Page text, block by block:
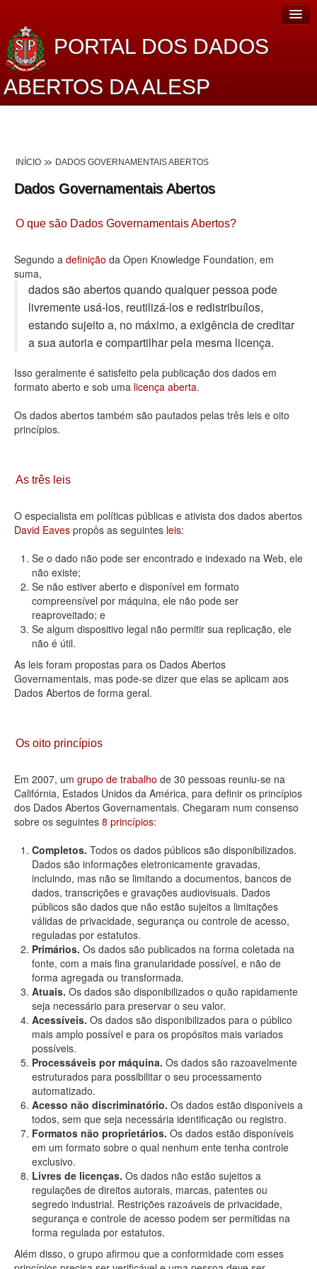
PORTAL DOS DADOS
ABERTOS DA ALESP
Lei de Acesso à Informação
Dados Governamentais Abertos
Planejamento
Catálogo de dados
Processo Legislativo
Deputados Estaduais
Administração
Legislação
Agenda
Contato
INÍCIO DADOS GOVERNAMENTAIS ABERTOS
Dados Governamentais Abertos
O que são Dados Governamentais Abertos?
Segundo a definição da Open Knowledge Foundation, em
suma,
dados são abertos quando qualquer pessoa pode
livremente usá-los, reutilizá-los e redistribuí­los,
estando sujeito a, no máximo, a exigência de creditar
a sua autoria e compartilhar pela mesma licença.
Isso geralmente é satisfeito pela publicação dos dados em
formato aberto e sob uma licença aberta.
Os dados abertos também são pautados pelas três leis e oito
princípios.
As três leis
O especialista em políticas públicas e ativista dos dados abertos
David Eaves propôs as seguintes leis:
Se o dado não pode ser encontrado e indexado na Web, ele
não existe;
Se não estiver aberto e disponível em formato
compreensível por máquina, ele não pode ser
reaproveitado; e
Se algum dispositivo legal não permitir sua replicação, ele
não é útil.
As leis foram propostas para os Dados Abertos
Governamentais, mas pode-se dizer que elas se aplicam aos
Dados Abertos de forma geral.
Os oito princípios
Em 2007, um grupo de trabalho de 30 pessoas reuniu-se na
Califórnia, Estados Unidos da América, para definir os princípios
dos Dados Abertos Governamentais. Chegaram num consenso
sobre os seguintes 8 princípios:
Completos. Todos os dados públicos são disponibilizados.
Dados são informações eletronicamente gravadas,
incluindo, mas não se limitando a documentos, bancos de
dados, transcrições e gravações audiovisuais. Dados
públicos são dados que não estão sujeitos a limitações
válidas de privacidade, segurança ou controle de acesso,
reguladas por estatutos.
Primários. Os dados são publicados na forma coletada na
fonte, com a mais fina granularidade possível, e não de
forma agregada ou transformada.
Atuais. Os dados são disponibilizados o quão rapidamente
seja necessário para preservar o seu valor.
Acessíveis. Os dados são disponibilizados para o público
mais amplo possível e para os propósitos mais variados
possíveis.
Processáveis por máquina. Os dados são razoavelmente
estruturados para possibilitar o seu processamento
automatizado.
Acesso não discriminatório. Os dados estão disponíveis a
todos, sem que seja necessária identificação ou registro.
Formatos não proprietários. Os dados estão disponíveis
em um formato sobre o qual nenhum ente tenha controle
exclusivo.
Livres de licenças. Os dados não estão sujeitos a
regulações de direitos autorais, marcas, patentes ou
segredo industrial. Restrições razoáveis de privacidade,
segurança e controle de acesso podem ser permitidas na
forma regulada por estatutos.
Além disso, o grupo afirmou que a conformidade com esses